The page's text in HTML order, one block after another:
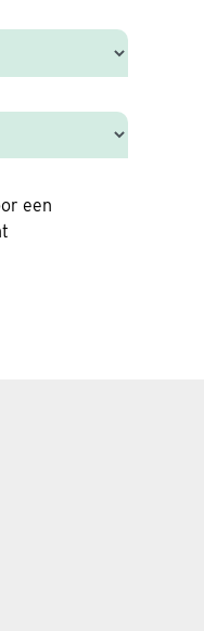
een